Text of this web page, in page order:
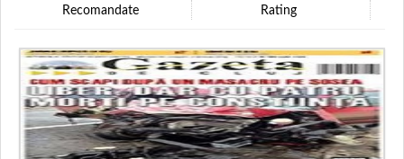
Recomandate
Rating